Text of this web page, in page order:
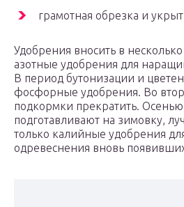
грамотная обрезка и
Удобрения вносить в
азотные удобрения для
В период бутонизации и
фосфорные удобрения. Во
подкормки прекратить.
подготавливают на зимовку,
только калийные удобрения
одревеснения вновь